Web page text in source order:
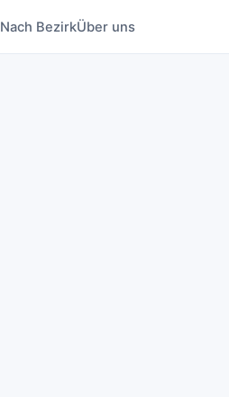
Nach BezirkÜber uns